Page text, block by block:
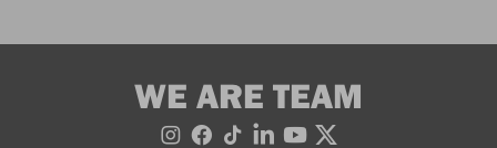
WE ARE TEAM